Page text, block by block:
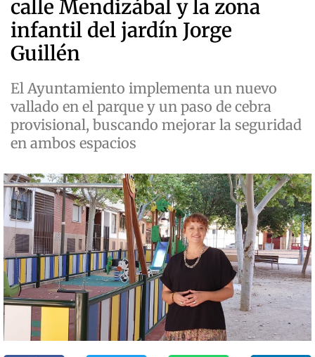
calle Mendizábal y la zona
infantil del jardín Jorge
Guillén
El Ayuntamiento implementa un nuevo
vallado en el parque y un paso de cebra
provisional, buscando mejorar la seguridad
en ambos espacios